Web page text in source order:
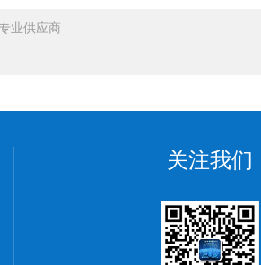
业供应商
关注我们